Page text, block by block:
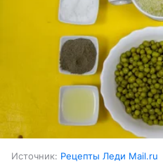
Источник: Рецепты Леди Mail.ru